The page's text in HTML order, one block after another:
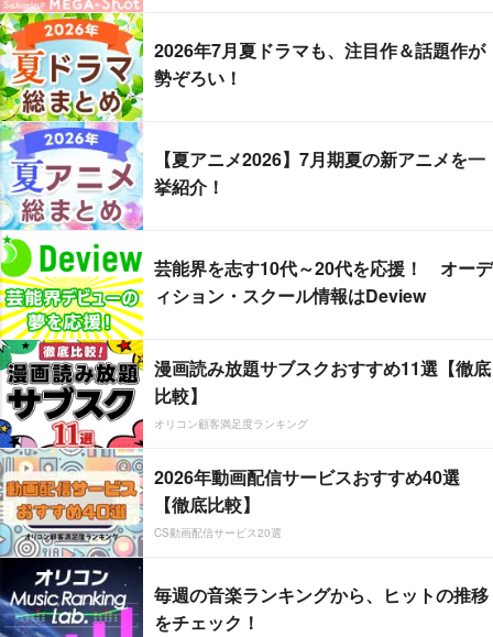
2026年7月夏ドラマも、注目作＆話題作が
勢ぞろい！
【夏アニメ2026】7月期夏の新アニメを一
挙紹介！
芸能界を志す10代～20代を応援！ オーデ
ィション・スクール情報はDeview
漫画読み放題サブスクおすすめ11選【徹底
比較】
オリコン顧客満足度ランキング
2026年動画配信サービスおすすめ40選
【徹底比較】
CS動画配信サービス20選
毎週の音楽ランキングから、ヒットの推移
をチェック！